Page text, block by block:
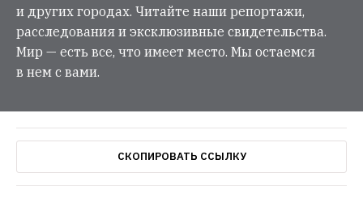
и других городах. Читайте наши репортажи,
расследования и эксклюзивные свидетельства.
Мир — есть все, что имеет место. Мы остаемся
в нем с вами.
СКОПИРОВАТЬ ССЫЛКУ